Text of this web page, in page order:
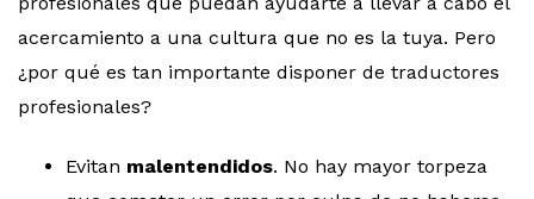
acercamiento a una cultura que no es la tuya. Pero
¿por qué es tan importante disponer de traductores
profesionales?
Evitan malentendidos. No hay mayor torpeza